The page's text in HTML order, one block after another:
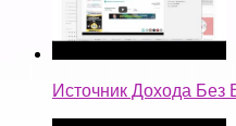
Источник Дохода Без